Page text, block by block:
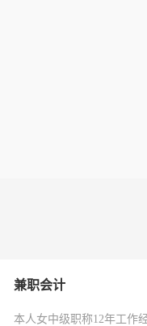
兼职会计
本人女中级职称12年工作